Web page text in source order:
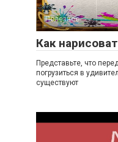
Полезное
Как
Представьте, что
погрузиться в
существуют